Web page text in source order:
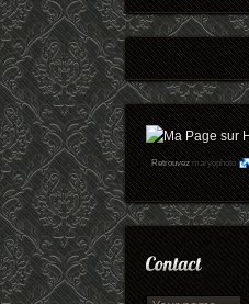
Retrouvezmaryophoto